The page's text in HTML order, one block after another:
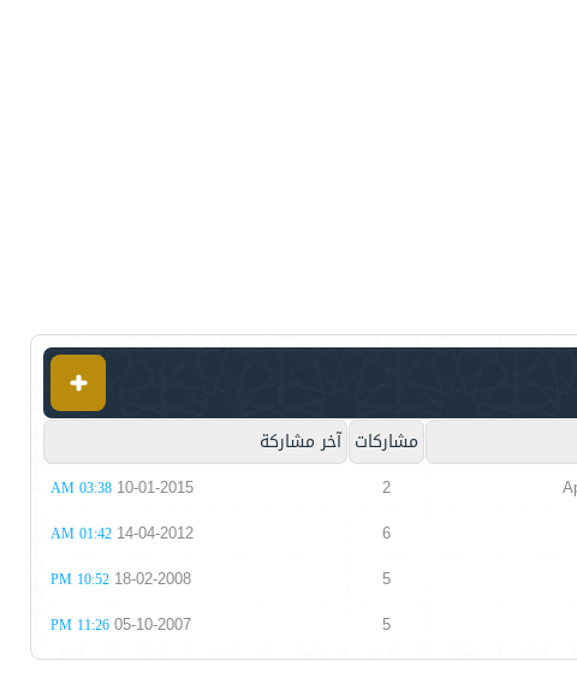
مشاركات آخر مشاركة
2
10-01-2015
03:38 AM
6
14-04-2012
01:42 AM
5
18-02-2008
10:52 PM
5
05-10-2007
11:26 PM